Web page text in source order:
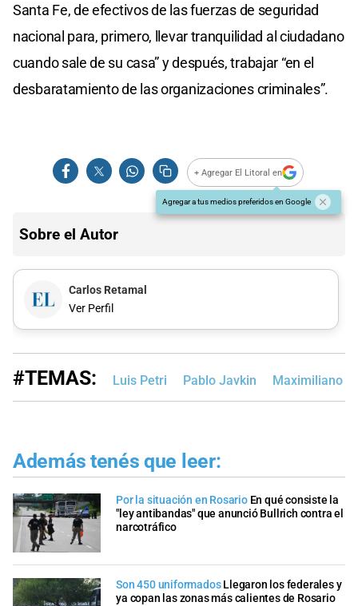
Santa Fe, de efectivos de las fuerzas de seguridad
nacional para, primero, llevar tranquilidad al ciudadano
cuando sale de su casa” y después, trabajar “en el
desbaratamiento de las organizaciones criminales”.
+ Agregar El Litoral en
Agregar a tus medios preferidos en Google
Sobre el Autor
Carlos Retamal
Ver Perfil
#TEMAS: Luis Petri Pablo Javkin Maximiliano
Además tenés que leer:
Por la situación en Rosario En qué consiste la
"ley antibandas" que anunció Bullrich contra el
narcotráfico
Son 450 uniformados Llegaron los federales y
ya copan las zonas más calientes de Rosario